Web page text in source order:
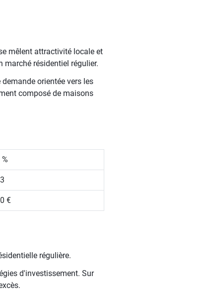
mêlent attractivité locale et
résidentiel régulier.
orientée vers les
composé de maisons
€
régulière.
d'investissement. Sur